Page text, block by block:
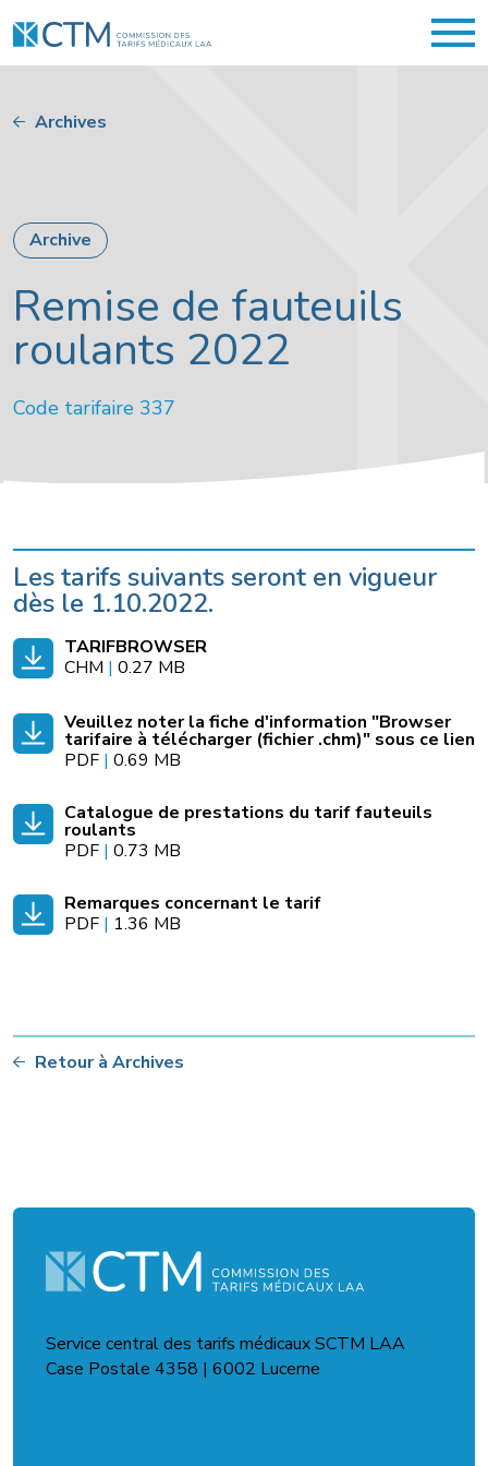
Archives
Archive
Remise de fauteuils
roulants 2022
Code tarifaire 337
Les tarifs suivants seront en vigueur
dès le 1.10.2022.
TARIFBROWSER
CHM | 0.27 MB
Veuillez noter la fiche d'information "Browser
tarifaire à télécharger (fichier .chm)" sous ce lien
PDF | 0.69 MB
Catalogue de prestations du tarif fauteuils
roulants
PDF | 0.73 MB
Remarques concernant le tarif
PDF | 1.36 MB
Retour à Archives
Service central des tarifs médicaux SCTM LAA
Case Postale 4358 | 6002 Lucerne